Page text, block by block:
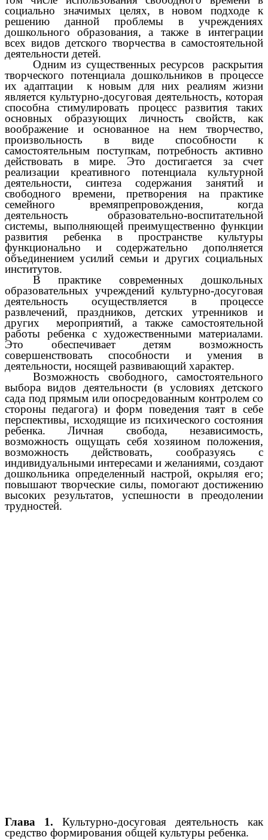
социально значимых целях, в новом подходе к
решению данной проблемы в учреждениях
дошкольного образования, а также в интеграции
всех видов детского творчества в самостоятельной
деятельности детей.
Одним из существенных ресурсов раскрытия
творческого потенциала дошкольников в процессе
их адаптации к новым для них реалиям жизни
является культурно-досуговая деятельность, которая
способна стимулировать процесс развития таких
основных образующих личность свойств, как
воображение и основанное на нем творчество,
произвольность в виде способности к
самостоятельным поступкам, потребность активно
действовать в мире. Это достигается за счет
реализации креативного потенциала культурной
деятельности, синтеза содержания занятий и
свободного времени, претворения на практике
семейного времяпрепровождения, когда
деятельность образовательно-воспитательной
системы, выполняющей преимущественно функции
развития ребенка в пространстве культуры
функционально и содержательно дополняется
объединением усилий семьи и других социальных
институтов.
В практике современных дошкольных
образовательных учреждений культурно-досуговая
деятельность осуществляется в процессе
развлечений, праздников, детских утренников и
других мероприятий, а также самостоятельной
работы ребенка с художественными материалами.
Это обеспечивает детям возможность
совершенствовать способности и умения в
деятельности, носящей развивающий характер.
Возможность свободного, самостоятельного
выбора видов деятельности (в условиях детского
сада под прямым или опосредованным контролем со
стороны педагога) и форм поведения таят в себе
перспективы, исходящие из психического состояния
ребенка. Личная свобода, независимость,
возможность ощущать себя хозяином положения,
возможность действовать, сообразуясь с
индивидуальными интересами и желаниями, создают
дошкольника определенный настрой, окрыляя его;
повышают творческие силы, помогают достижению
высоких результатов, успешности в преодолении
трудностей.
Глава 1. Культурно-досуговая деятельность как
средство формирования общей культуры ребенка.